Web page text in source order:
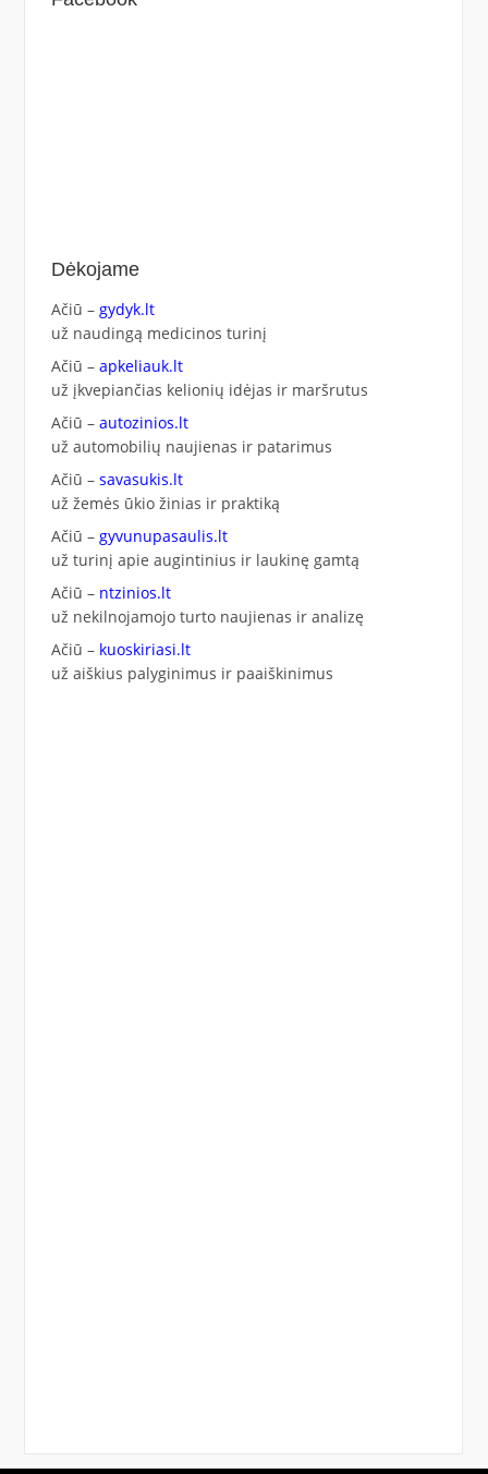
Dėkojame
Ačiū – gydyk.lt
už naudingą medicinos turinį
Ačiū – apkeliauk.lt
už įkvepiančias kelionių idėjas ir maršrutus
Ačiū – autozinios.lt
už automobilių naujienas ir patarimus
Ačiū – savasukis.lt
už žemės ūkio žinias ir praktiką
Ačiū – gyvunupasaulis.lt
už turinį apie augintinius ir laukinę gamtą
Ačiū – ntzinios.lt
už nekilnojamojo turto naujienas ir analizę
Ačiū – kuoskiriasi.lt
už aiškius palyginimus ir paaiškinimus